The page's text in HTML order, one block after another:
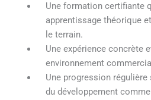
Une formation certifiante
apprentissage théorique
le terrain.
Une expérience concrète
environnement
Une progression
du développement